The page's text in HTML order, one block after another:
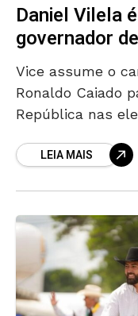
Daniel Vilela
governador
Vice assume o
Ronaldo Caiado
República nas
feira (31)
LEIA MAIS